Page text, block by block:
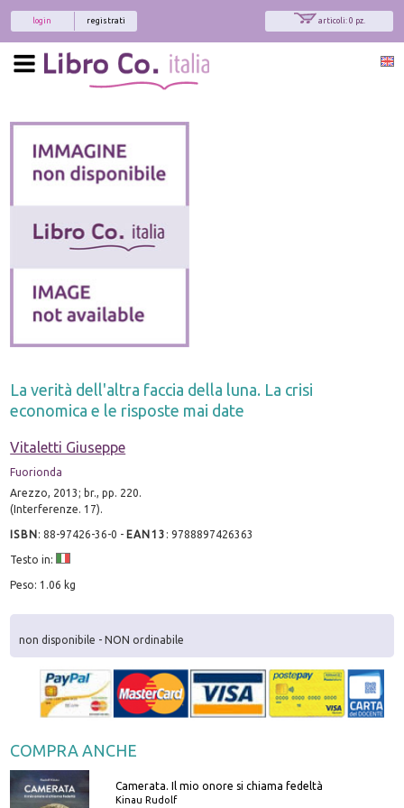
articoli: 0 pz.
registrati
login
La verità dell'altra faccia della luna. La crisi
economica e le risposte mai date
Vitaletti Giuseppe
Fuorionda
Arezzo, 2013; br., pp. 220.
(Interferenze. 17).
ISBN:88-97426-36-0 - EAN13 :9788897426363
Testo in:
Peso: 1.06 kg
non disponibile - NON ordinabile
COMPRA ANCHE
Camerata. Il mio onore si chiama fedeltà
Kinau Rudolf